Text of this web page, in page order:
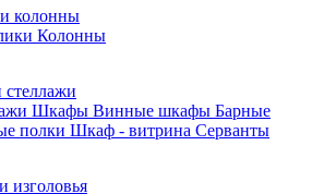
колонны
Колонны
Шкафы Винные шкафы Барные
полки Шкаф - витрина Серванты
изголовья